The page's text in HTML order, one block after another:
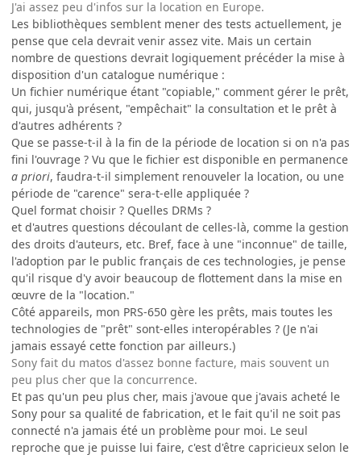
J'ai assez peu d'infos sur la location en Europe.
Les bibliothèques semblent mener des tests actuellement, je
pense que cela devrait venir assez vite. Mais un certain
nombre de questions devrait logiquement précéder la mise à
disposition d'un catalogue numérique :
Un fichier numérique étant "copiable," comment gérer le prêt,
qui, jusqu'à présent, "empêchait" la consultation et le prêt à
d'autres adhérents ?
Que se passe-t-il à la fin de la période de location si on n'a pas
fini l'ouvrage ? Vu que le fichier est disponible en permanence
a priori, faudra-t-il simplement renouveler la location, ou une
période de "carence" sera-t-elle appliquée ?
Quel format choisir ? Quelles DRMs ?
et d'autres questions découlant de celles-là, comme la gestion
des droits d'auteurs, etc. Bref, face à une "inconnue" de taille,
l'adoption par le public français de ces technologies, je pense
qu'il risque d'y avoir beaucoup de flottement dans la mise en
œuvre de la "location."
Côté appareils, mon PRS-650 gère les prêts, mais toutes les
technologies de "prêt" sont-elles interopérables ? (Je n'ai
jamais essayé cette fonction par ailleurs.)
Sony fait du matos d'assez bonne facture, mais souvent un
peu plus cher que la concurrence.
Et pas qu'un peu plus cher, mais j'avoue que j'avais acheté le
Sony pour sa qualité de fabrication, et le fait qu'il ne soit pas
connecté n'a jamais été un problème pour moi. Le seul
reproche que je puisse lui faire, c'est d'être capricieux selon le